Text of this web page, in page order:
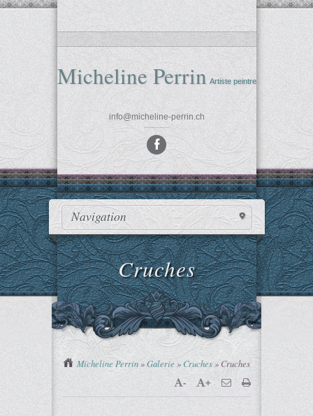
Micheline Perrin Artiste peintre
info@micheline-perrin.ch
Navigation »
Cruches
You are here :
Micheline Perrin »Galerie »Cruches »Cruches
- +